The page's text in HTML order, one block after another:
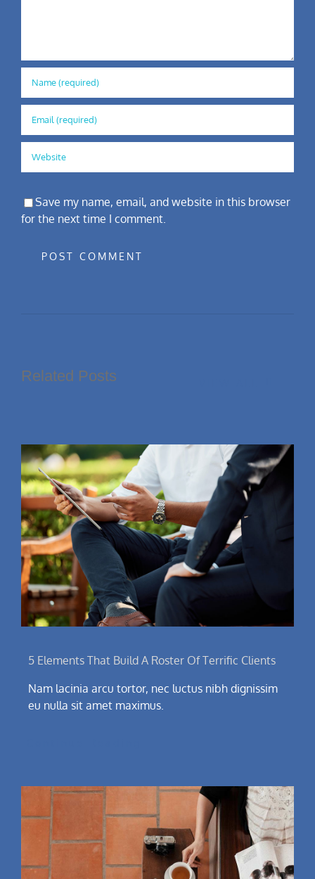
Save my name, email, and website in this browser
for the next time I comment.
Related Posts
5 Elements That Build A Roster Of Terrific Clients
Nam lacinia arcu tortor, nec luctus nibh dignissim
eu nulla sit amet maximus.